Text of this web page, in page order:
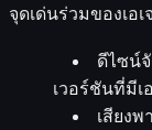
จุดเด่นร่วมของเอ
ดีไซน์
เวอร์ชันที่มี
เสียง